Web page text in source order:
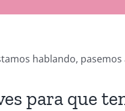
hablando,
para que